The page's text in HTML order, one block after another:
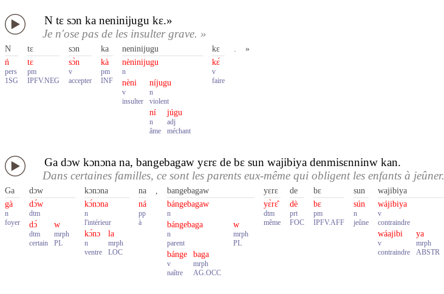
N tɛ sɔn ka neninijugu kɛ.»
Je n'ose pas de les insulter grave. »
N
ń
pers
1SG
tɛ
tɛ
pm
IPFV.NEG
sɔn
sɔ̀n
v
accepter
ka
kà
pm
INF
neninijugu
nèninijugu
n
nèni
v
insulter
níjugu
n
violent
ní
n
âme
júgu
adj
méchant
kɛ
kɛ́
v
faire
. »
Ga dɔw kɔnɔna na, bangebagaw yɛrɛ de bɛ sun wajibiya denmisɛnninw kan.
Dans certaines familles, ce sont les parents eux-même qui obligent les enfants à jeûner.
Ga
gà
n
foyer
dɔw
dɔ́w
dtm
dɔ́
dtm
certain
w
mrph
PL
kɔnɔna
kɔ́nɔna
n
l'intérieur
kɔ́nɔ
n
ventre
la
mrph
LOC
na
ná
pp
à
,
bangebagaw
bángebagaw
n
bángebaga
n
parent
bánge
v
naître
baga
mrph
AG.OCC
w
mrph
PL
yɛrɛ
yɛ̀rɛ̂
dtm
même
de
dè
prt
FOC
bɛ
bɛ
pm
IPFV.AFF
sun
sún
n
jeûne
wajibiya
wájibiya
v
contraindre
wáajibi
v
contraindre
ya
mrph
ABSTR